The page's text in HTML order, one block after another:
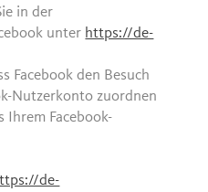
in der
unter https://de-
Facebook den Besuch
Nutzerkonto zuordnen
Ihrem Facebook-
de-